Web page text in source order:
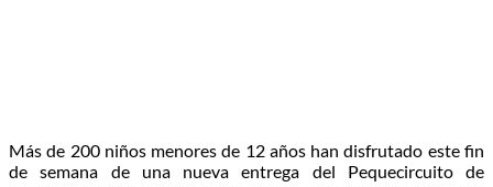
Más de 200 niños menores de 12 años han disfrutado este fin
de semana de una nueva entrega del Pequecircuito de